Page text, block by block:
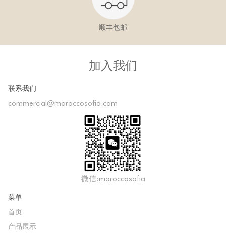
顺丰包邮
加入我们
联系我们
commercial@moroccosofia.com
微信:moroccosofia
菜单
首页
产品展示